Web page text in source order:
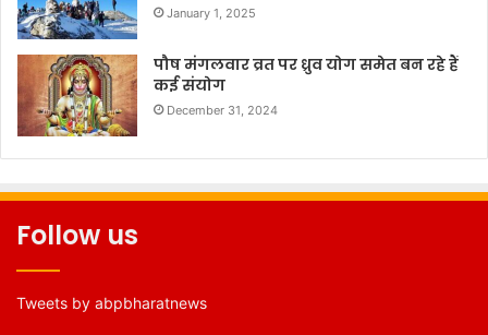
January 1, 2025
पौष मंगलवार व्रत पर ध्रुव योग समेत बन रहे हैं
कई संयोग
December 31, 2024
Follow us
Tweets by abpbharatnews